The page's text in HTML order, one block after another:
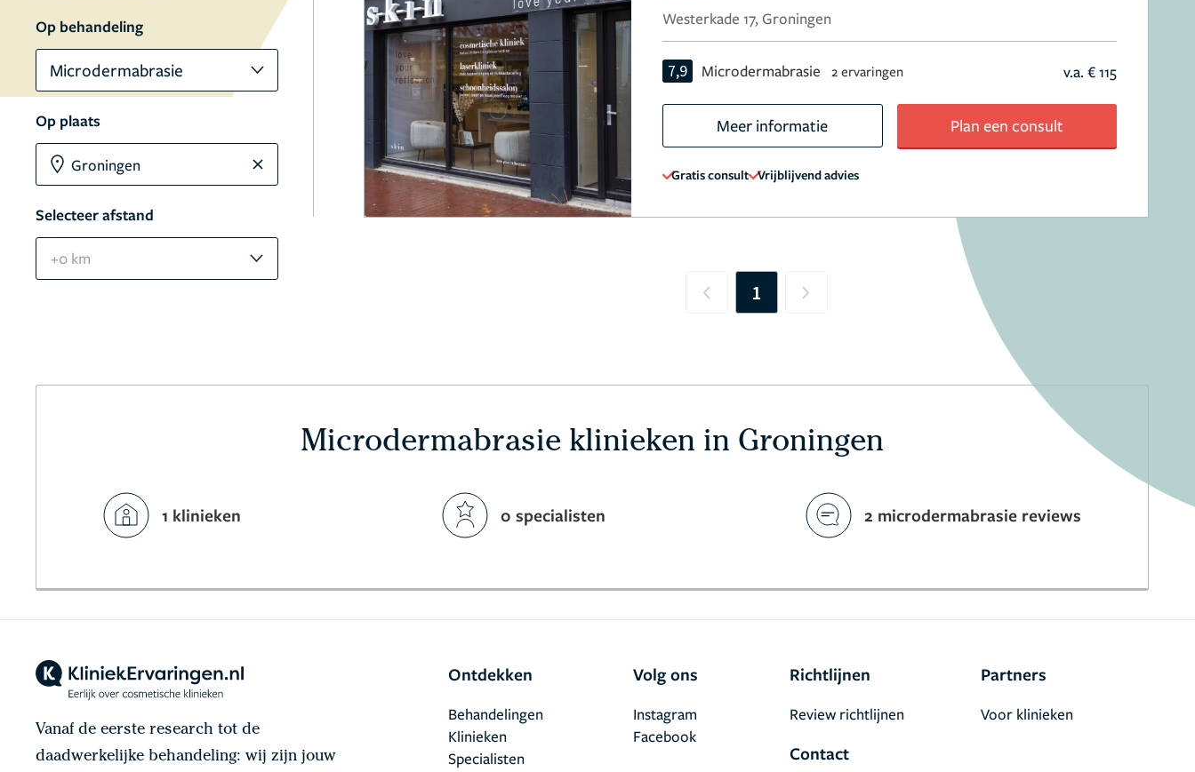
Op behandeling
Microdermabrasie
Op plaats
Selecteer afstand
+0 km
Westerkade 17, Groningen
7,9 Microdermabrasie 2 ervaringen v.a. € 115
Meer informatie Plan een consult
Gratis consult Vrijblijvend advies
Previous
1 Next
Microdermabrasie klinieken in Groningen
1 klinieken 0 specialisten 2 microdermabrasie reviews
Vanaf de eerste research tot de
daadwerkelijke behandeling: wij zijn jouw
Ontdekken
Behandelingen
Klinieken
Specialisten
Volg ons
Facebook
Instagram
Richtlijnen
Review richtlijnen
Contact
Partners
Voor klinieken